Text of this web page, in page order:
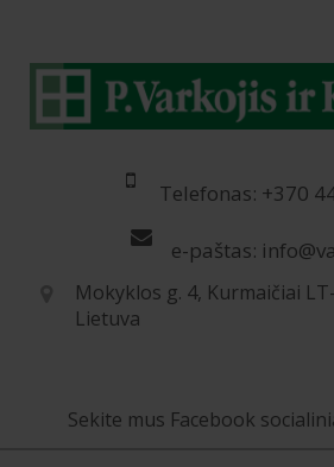
Telefonas: +370
e-paštas:
Mokyklos g. 4, Kurmaičiai
Lietuva
Sekite mus Facebook